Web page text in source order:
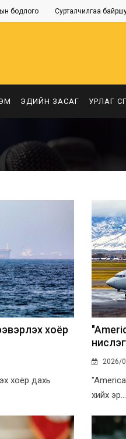
бодлого Сурталчилгаа
ЭДИЙН ЗАСАГ УРЛАГ
хоёр
хоёр дахь
2026/
хийх эр...